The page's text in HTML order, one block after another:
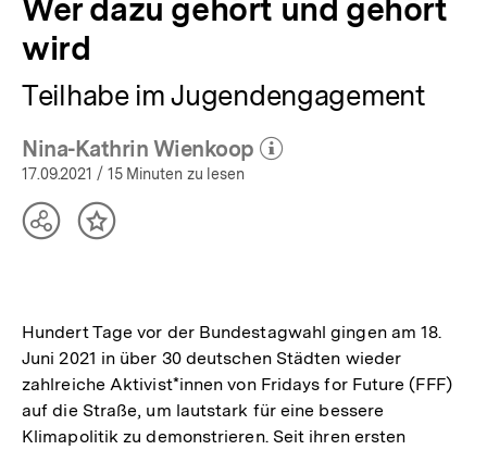
Wer dazu gehört und gehört
wird
Teilhabe im Jugendengagement
Nina-Kathrin Wienkoop
(Mehr zum Autor)
17.09.2021 / 15 Minuten zu lesen
TeilenInhalt
Hundert Tage vor der Bundestagwahl gingen am 18.
Juni 2021 in über 30 deutschen Städten wieder
zahlreiche Aktivist*innen von Fridays for Future (FFF)
auf die Straße, um lautstark für eine bessere
Klimapolitik zu demonstrieren. Seit ihren ersten